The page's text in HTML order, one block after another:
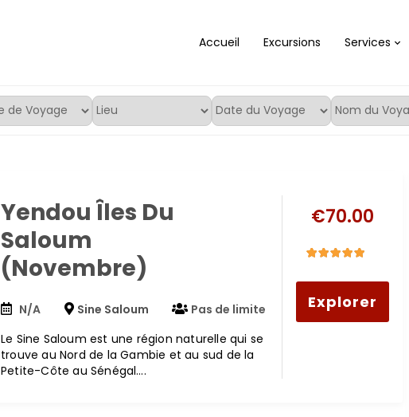
Accueil Excursions Services
Yendou Îles Du
Saloum
(Novembre)
N/A Sine Saloum
Pas de limite
Le Sine Saloum est une région naturelle qui se
trouve au Nord de la Gambie et au sud de la
Petite-Côte au Sénégal….
€70.00
5out of
5
Explorer